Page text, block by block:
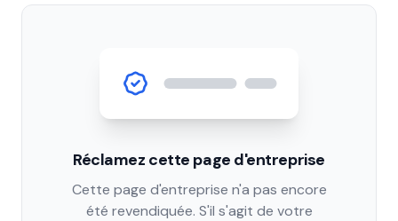
Réclamez cette page d'entreprise
Cette page d'entreprise n'a pas encore
été revendiquée. S'il s'agit de votre